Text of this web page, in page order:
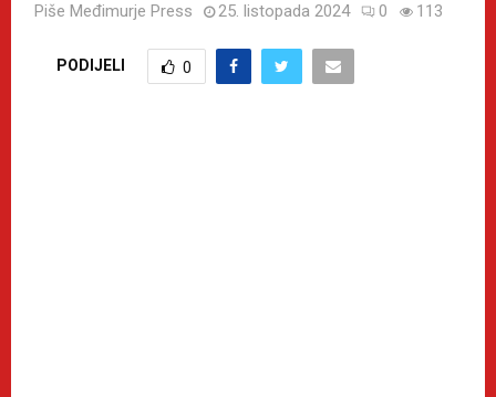
Piše Međimurje Press 25. listopada 2024 0 113
PODIJELI 0